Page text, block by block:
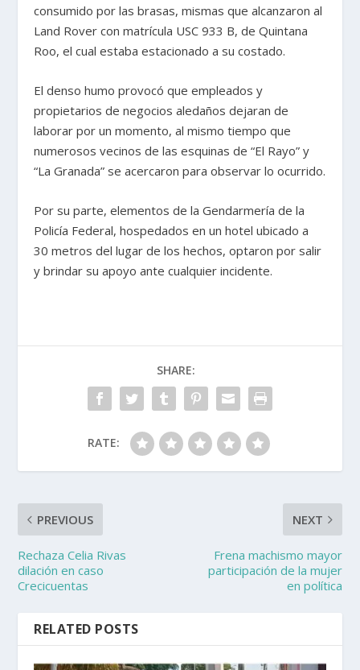
consumido por las brasas, mismas que alcanzaron al
Land Rover con matrícula USC 933 B, de Quintana
Roo, el cual estaba estacionado a su costado.
El denso humo provocó que empleados y
propietarios de negocios aledaños dejaran de
laborar por un momento, al mismo tiempo que
numerosos vecinos de las esquinas de “El Rayo” y
“La Granada” se acercaron para observar lo ocurrido.
Por su parte, elementos de la Gendarmería de la
Policía Federal, hospedados en un hotel ubicado a
30 metros del lugar de los hechos, optaron por salir
y brindar su apoyo ante cualquier incidente.
SHARE:
RATE:
PREVIOUS
Rechaza Celia Rivas
dilación en caso
Crecicuentas
NEXT
Frena machismo mayor
participación de la mujer
en política
RELATED POSTS